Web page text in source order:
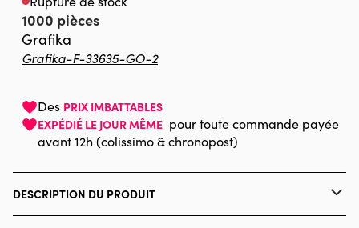
1000 pièces
Grafika
Grafika-F-33635-GO-2
Des PRIX IMBATTABLES
EXPÉDIÉ LE JOUR MÊME pour toute commande payée
avant 12h (colissimo & chronopost)
DESCRIPTION DU PRODUIT
Haruyo Morita / MGL